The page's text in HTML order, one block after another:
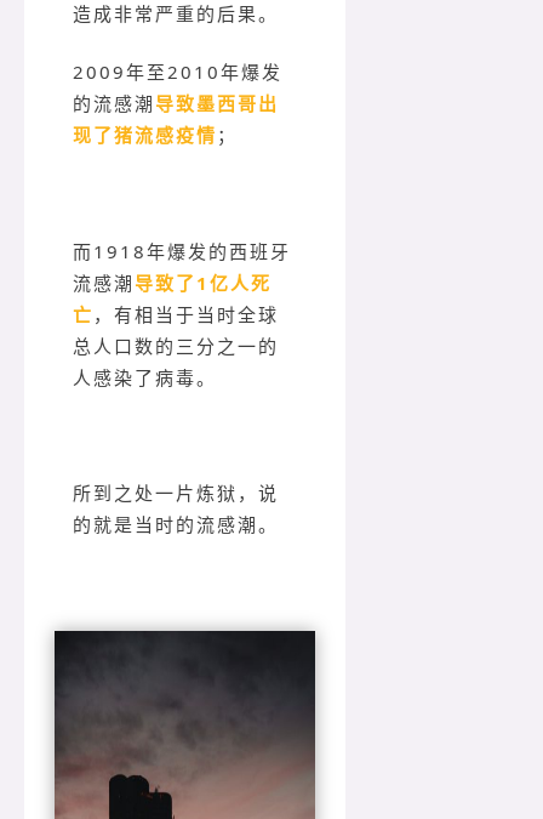
造成非常严重的后果。
2009年至2010年爆发
的流感潮 导致墨西哥出
现了猪流感疫情 ；
而1918年爆发的西班牙
流感潮 导致了1亿人死
亡 ，有相当于当时全球
总人口数的三分之一的
人感染了病毒。
所到之处一片炼狱，说
的就是当时的流感潮。